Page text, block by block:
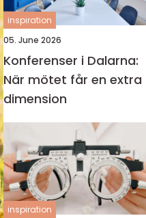
inspiration
05. June 2026
Konferenser i Dalarna:
När mötet får en extra
dimension
inspiration